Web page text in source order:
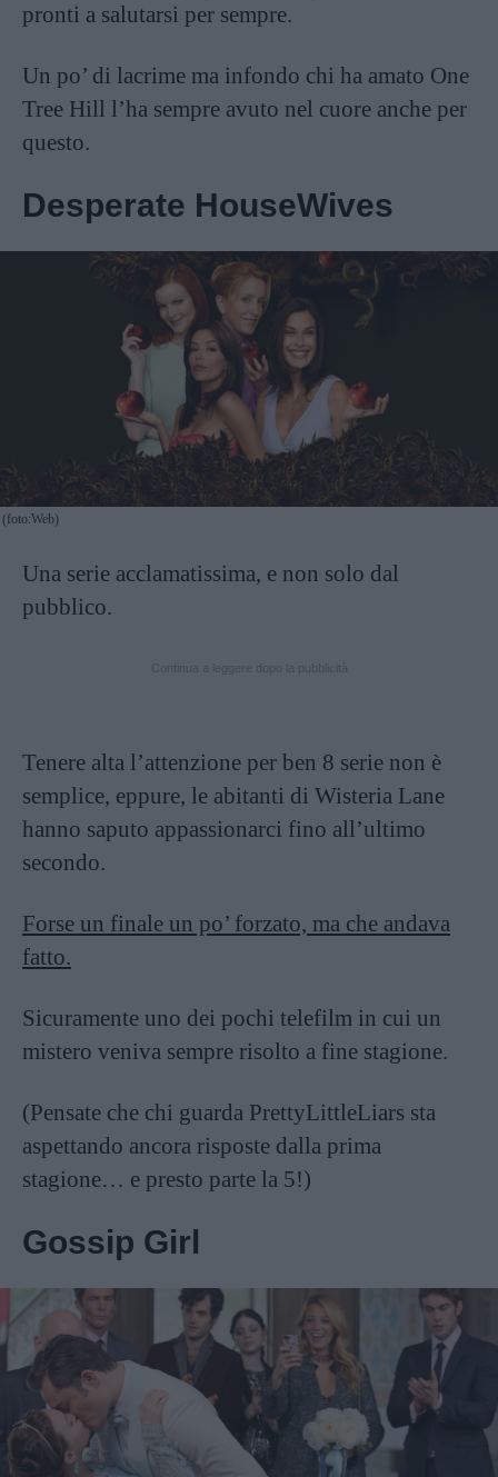
pronti a salutarsi per sempre.
Un po’ di lacrime ma infondo chi ha amato One
Tree Hill l’ha sempre avuto nel cuore anche per
questo.
Desperate HouseWives
(foto:Web)
Una serie acclamatissima, e non solo dal
pubblico.
Tenere alta l’attenzione per ben 8 serie non è
semplice, eppure, le abitanti di Wisteria Lane
hanno saputo appassionarci fino all’ultimo
secondo.
Forse un finale un po’ forzato, ma che andava
fatto.
Sicuramente uno dei pochi telefilm in cui un
mistero veniva sempre risolto a fine stagione.
(Pensate che chi guarda PrettyLittleLiars sta
aspettando ancora risposte dalla prima
stagione… e presto parte la 5!)
Gossip Girl